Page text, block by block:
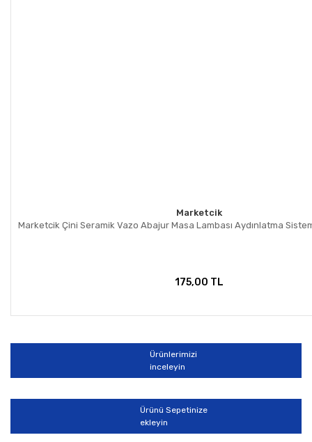
Marketcik
Marketcik Çini Seramik Vazo Abajur Masa Lambası Aydınlatma
175,00 TL
Ürünlerimizi
inceleyin
Ürünü Sepetinize
ekleyin